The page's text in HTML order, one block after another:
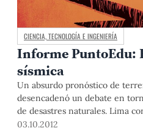
CIENCIA, TECNOLOGÍA E INGENIERÍA
Informe PuntoEdu:
sísmica
Un absurdo pronóstico de
desencadenó un debate en
de desastres naturales. Lima
fuerte sismo, pero una
03.10.2012